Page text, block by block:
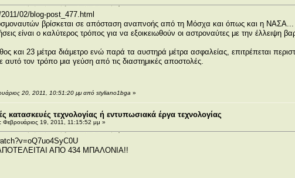
02/blog-post_477.html
βρίσκεται σε απόσταση αναπνοής από τη Μόσχα και όπως και η ΝΑΣΑ...
είναι ο καλύτερος τρόπος για να εξοικειωθούν οι αστροναύτες με την έλλειψη
και 23 μέτρα διάμετρο ενώ παρά τα αυστηρά μέτρα ασφαλείας, επιτρέπεται
αυτό τον τρόπο μια γεύση από τις διαστημικές αποστολές.
20, 2011, 10:51:20 μμ από styliano1bga»
κατασκευές τεχνολογίας ή εντυπωσιακά έργα τεχνολογίας
Φεβρουάριος 19, 2011, 11:15:52 μμ »
ΑΠΟ 434 ΜΠΑΛΟΝΙΑ!!